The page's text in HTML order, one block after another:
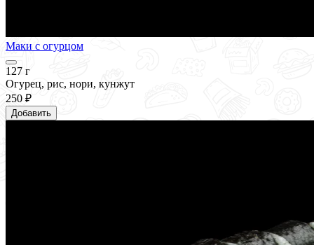
Маки с огурцом
127 г
Огурец, рис, нори, кунжут
250 ₽
Добавить